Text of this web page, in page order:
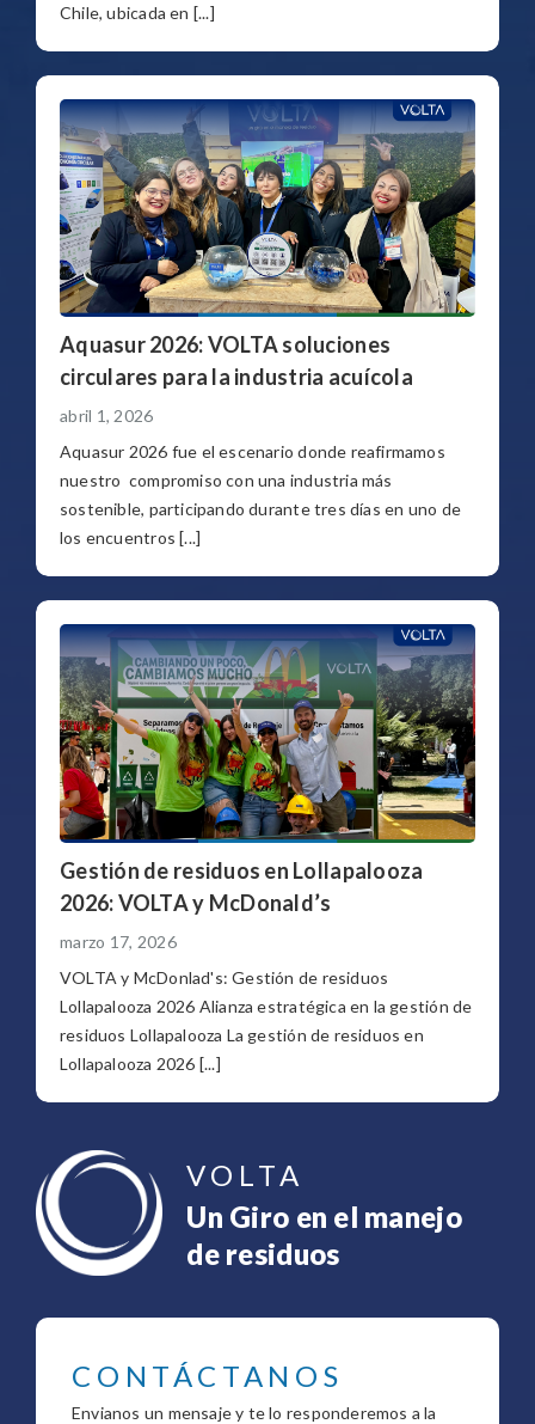
Chile, ubicada en [...]
Aquasur 2026: VOLTA soluciones
circulares para la industria acuícola
abril 1, 2026
Aquasur 2026 fue el escenario donde reafirmamos
nuestro compromiso con una industria más
sostenible, participando durante tres días en uno de
los encuentros [...]
Gestión de residuos en Lollapalooza
2026: VOLTA y McDonald’s
marzo 17, 2026
VOLTA y McDonlad's: Gestión de residuos
Lollapalooza 2026 Alianza estratégica en la gestión de
residuos Lollapalooza La gestión de residuos en
Lollapalooza 2026 [...]
VOLTA
Un Giro en el manejo
de residuos
CONTÁCTANOS
Envianos un mensaje y te lo responderemos a la